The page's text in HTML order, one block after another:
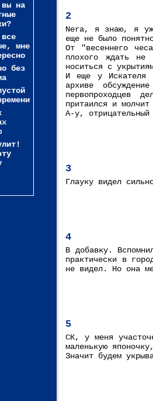
на
мне
без
2
Nera, я знаю, я
еще не было
От "весеннего
плохого ждать
носиться с
И еще у
архиве
первопроходцев
притаился и
А-у,
3
Глауку видел
4
В добавку.
практически в
не видел. Но она
5
СК, у меня
маленькую
Значит будем